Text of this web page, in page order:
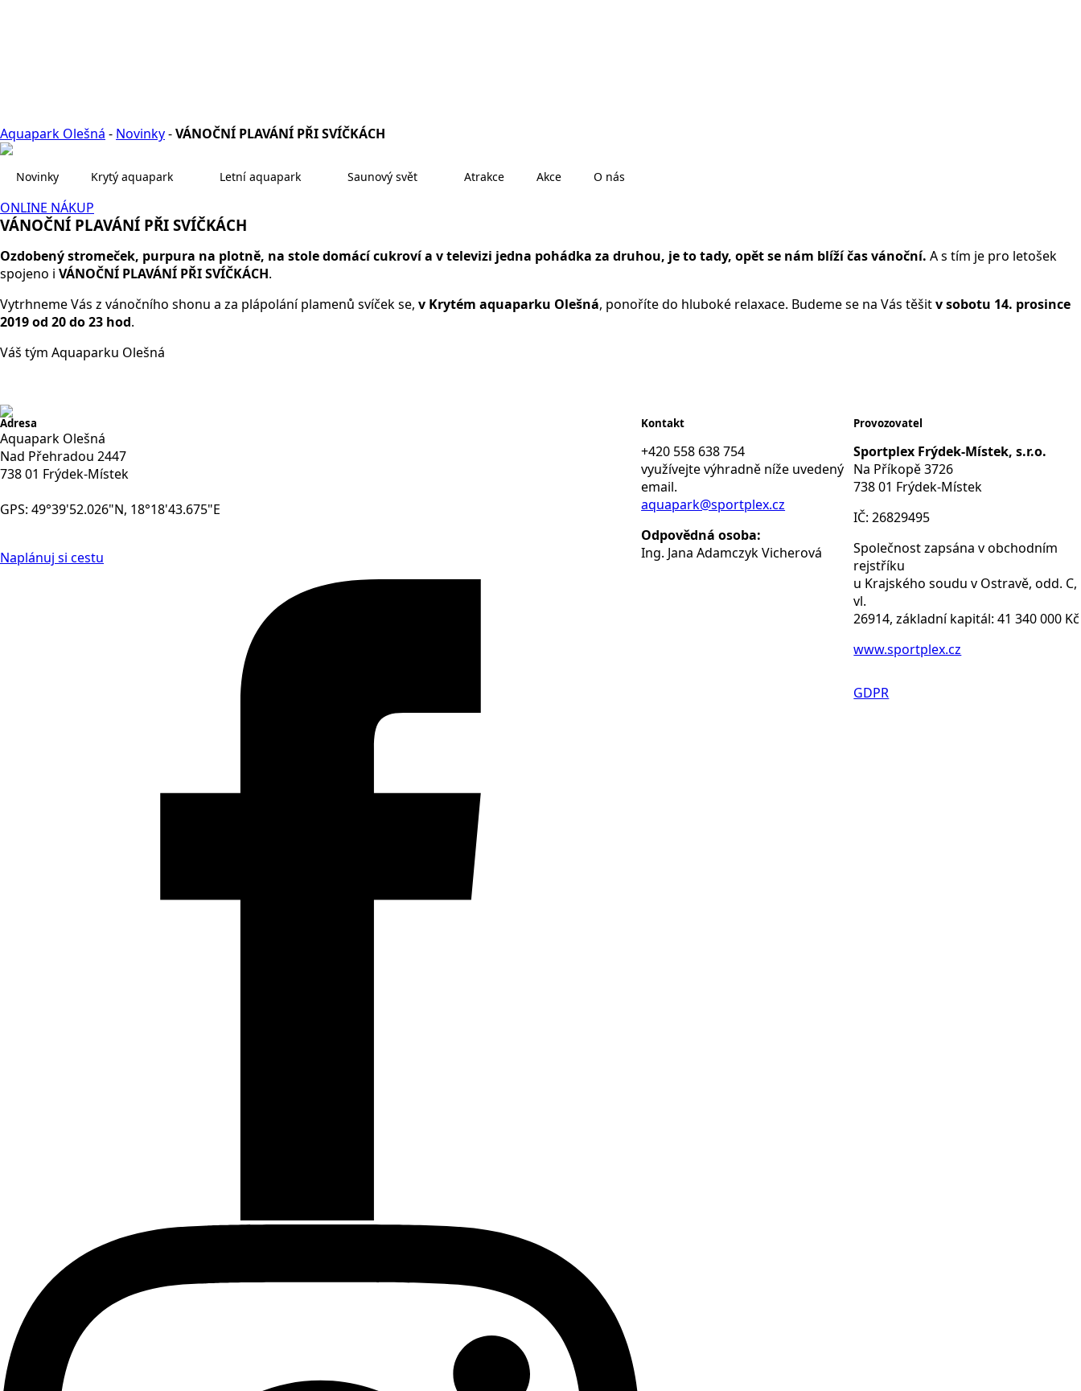
Aquapark Olešná - Novinky-VÁNOČNÍ PLAVÁNÍ PŘI SVÍČKÁCH
Novinky Krytý aquapark Letní aquapark Saunový svět Atrakce Akce O nás
ONLINE NÁKUP
VÁNOČNÍ PLAVÁNÍ PŘI SVÍČKÁCH
Ozdobený stromeček, purpura na plotně, na stole domácí cukroví a v televizi jedna pohádka za druhou, je to tady, opět se nám blíží čas vánoční. A s tím je pro letošek
spojeno i VÁNOČNÍ PLAVÁNÍ PŘI SVÍČKÁCH.
Vytrhneme Vás z vánočního shonu a za plápolání plamenů svíček se, v Krytém aquaparku Olešná, ponoříte do hluboké relaxace. Budeme se na Vás těšitv sobotu 14. prosince
2019 od 20 do 23 hod.
Váš tým Aquaparku Olešná
Adresa
Aquapark Olešná
Nad Přehradou 2447
738 01 Frýdek-Místek
GPS: 49°39'52.026"N, 18°18'43.675"E
Naplánuj si cestu
Kontakt
+420 558 638 754
využívejte výhradně níže uvedený
email.
aquapark@sportplex.cz
Odpovědná osoba:
Ing. Jana Adamczyk Vicherová
Provozovatel
Sportplex Frýdek-Místek, s.r.o.
Na Příkopě 3726
738 01 Frýdek-Místek
IČ: 26829495
Společnost zapsána v obchodním
rejstříku
u Krajského soudu v Ostravě, odd. C,
vl.
26914, základní kapitál: 41 340 000 Kč
www.sportplex.cz
GDPR